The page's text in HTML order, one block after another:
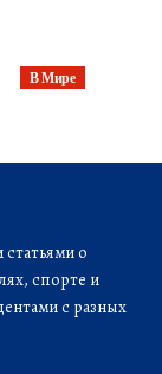
В Мире
о
спорте и
с разных